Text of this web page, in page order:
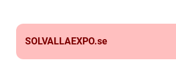
SOLVALLAEXPO.se